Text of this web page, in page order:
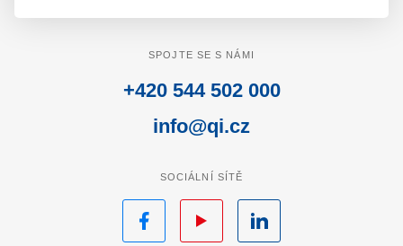
SPOJTE SE S NÁMI
+420 544 502 000
info@qi.cz
SOCIÁLNÍ SÍTĚ
Facebook